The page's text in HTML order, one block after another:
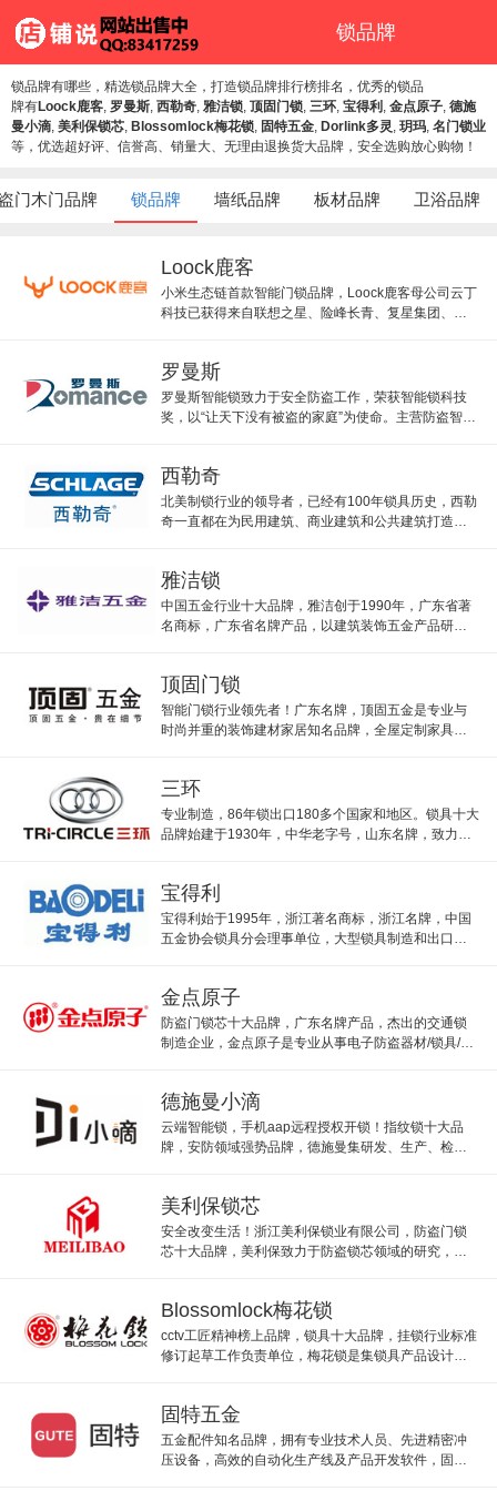
锁品牌
锁品牌有哪些，精选锁品牌大全，打造锁品牌排行榜排名，优秀的锁品
牌有Loock鹿客, 罗曼斯, 西勒奇, 雅洁锁, 顶固门锁, 三环, 宝得利 , 金点原子, 德施
曼小滴, 美利保锁芯, Blossomlock梅花锁, 固特五金, Dorlink多灵, 玥玛, 名门锁业
等，优选超好评、信誉高、销量大、无理由退换货大品牌，安全选购放心购物！
门木门品牌 锁品牌 墙纸品牌 板材品牌 卫浴品牌
Loock鹿客
小米生态链首款智能门锁品牌，Loock鹿客母公司云丁
科技已获得来自联想之星、险峰长青、复星集团、嘉
罗曼斯
罗曼斯智能锁致力于安全防盗工作，荣获智能锁科技
奖，以“让天下没有被盗的家庭”为使命。主营防盗智能
西勒奇
北美制锁行业的领导者，已经有100年锁具历史，西勒
奇一直都在为民用建筑、商业建筑和公共建筑打造坚
雅洁锁
中国五金行业十大品牌，雅洁创于1990年，广东省著
名商标，广东省名牌产品，以建筑装饰五金产品研发/
顶固门锁
智能门锁行业领先者！广东名牌，顶固五金是专业与
时尚并重的装饰建材家居知名品牌，全屋定制家具五
三环
专业制造，86年锁出口180多个国家和地区。锁具十大
品牌始建于1930年，中华老字号，山东名牌，致力于
宝得利
宝得利始于1995年，浙江著名商标，浙江名牌，中国
五金协会锁具分会理事单位，大型锁具制造和出口基
金点原子
防盗门锁芯十大品牌，广东名牌产品，杰出的交通锁
制造企业，金点原子是专业从事电子防盗器材/锁具/五
德施曼小滴
云端智能锁，手机aap远程授权开锁！指纹锁十大品
牌，安防领域强势品牌，德施曼集研发、生产、检
美利保锁芯
安全改变生活！浙江美利保锁业有限公司，防盗门锁
芯十大品牌，美利保致力于防盗锁芯领域的研究，集
Blossomlock梅花锁
cctv工匠精神榜上品牌，锁具十大品牌，挂锁行业标准
修订起草工作负责单位，梅花锁是集锁具产品设计、
固特五金
五金配件知名品牌，拥有专业技术人员、先进精密冲
压设备，高效的自动化生产线及产品开发软件，固特